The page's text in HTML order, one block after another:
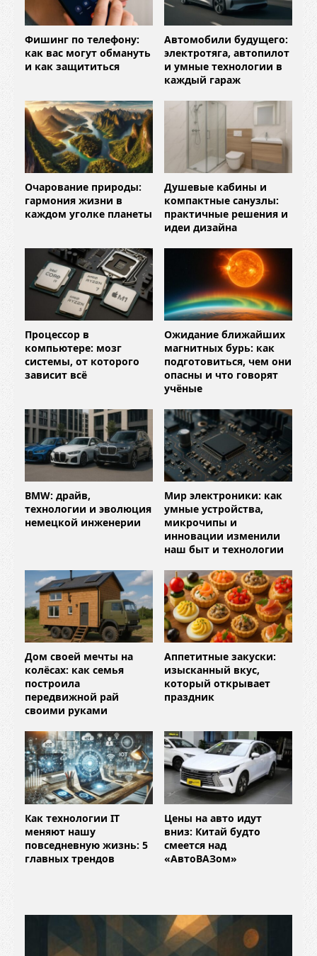
Фишинг по телефону:
как вас могут обмануть
и как защититься
Автомобили будущего:
электротяга, автопилот
и умные технологии в
каждый гараж
Очарование природы:
гармония жизни в
каждом уголке планеты
Душевые кабины и
компактные санузлы:
практичные решения и
идеи дизайна
Процессор в
компьютере: мозг
системы, от которого
зависит всё
Ожидание ближайших
магнитных бурь: как
подготовиться, чем они
опасны и что говорят
учёные
BMW: драйв,
технологии и эволюция
немецкой инженерии
Мир электроники: как
умные устройства,
микрочипы и
инновации изменили
наш быт и технологии
Дом своей мечты на
колёсах: как семья
построила
передвижной рай
своими руками
Аппетитные закуски:
изысканный вкус,
который открывает
праздник
Как технологии IT
меняют нашу
повседневную жизнь: 5
главных трендов
Цены на авто идут
вниз: Китай будто
смеется над
«АвтоВАЗом»